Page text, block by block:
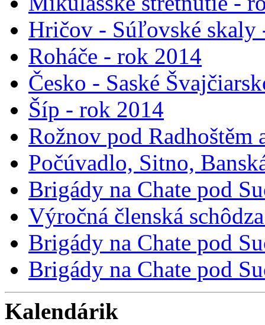
Hričov - Súľovské skaly
Roháče - rok 2014
Česko - Saské
Šíp - rok 2014
Rožnov pod Radhoštěm
Počúvadlo, Sitno,
Brigády na Chate pod
Výročná členská
Brigády na Chate pod
Brigády na Chate pod
Kalendárik